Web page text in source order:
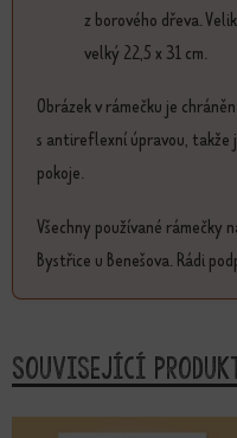
z borového dřeva.
velký 22,5 x 31 cm.
Obrázek v rámečku je
s antireflexní úpravou, takže
pokoje.
Všechny používané rámečky
Bystřice u Benešova. Rádi
Související
Tento produkt má více variant.